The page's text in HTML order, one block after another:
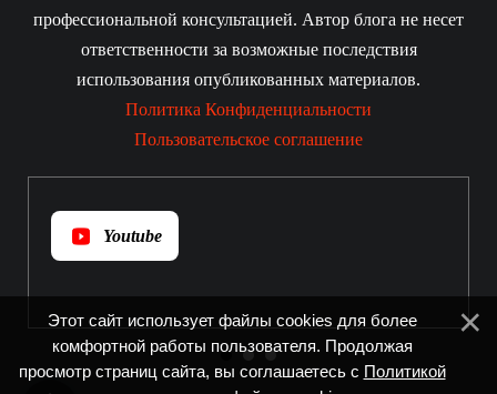
профессиональной консультацией. Автор блога не несет
ответственности за возможные последствия
использования опубликованных материалов.
Политика Конфиденциальности
Пользовательское соглашение
Youtube
Этот сайт использует файлы cookies для более
комфортной работы пользователя. Продолжая
просмотр страниц сайта, вы соглашаетесь с Политикой